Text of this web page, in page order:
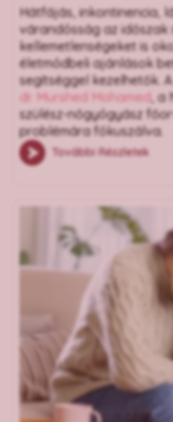
Hátfájás, inkontinencia,
várandósság az időszak
kellemetlenségeket is
életmódbeli ajánlások
segítséggel kezelhetők.
dr. Murshed Mohamed, a
szülész-nőgyógyász
problémára fókuszálva.
További Részletek